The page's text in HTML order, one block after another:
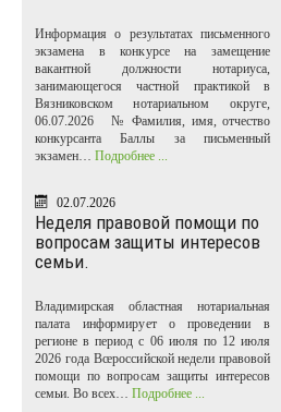
Информация о результатах письменного
экзамена в конкурсе на замещение
вакантной должности нотариуса,
занимающегося частной практикой в
Вязниковском нотариальном округе,
06.07.2026 № Фамилия, имя, отчество
конкурсанта Баллы за письменный
экзамен… Подробнее ...
02.07.2026
Неделя правовой помощи по
вопросам защиты интересов
семьи.
Владимирская областная нотариальная
палата информирует о проведении в
регионе в период с 06 июля по 12 июля
2026 года Всероссийской недели правовой
помощи по вопросам защиты интересов
семьи. Во всех… Подробнее ...